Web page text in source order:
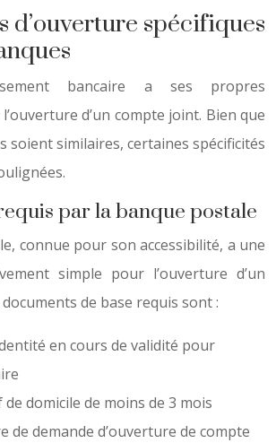
d’ouverture spécifiques
bancaire a ses propres
d’un compte joint. Bien que
soient similaires, certaines spécificités
par la banque postale
connue pour son accessibilité, a une
simple pour l’ouverture d’un
de base requis sont :
en cours de validité pour
domicile de moins de 3 mois
de demande d’ouverture de compte